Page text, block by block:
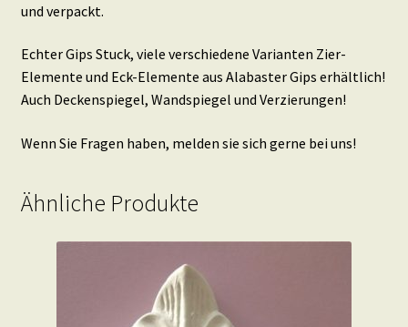
und verpackt.
Echter Gips Stuck, viele verschiedene Varianten Zier-
Elemente und Eck-Elemente aus Alabaster Gips erhältlich!
Auch Deckenspiegel, Wandspiegel und Verzierungen!
Wenn Sie Fragen haben, melden sie sich gerne bei uns!
Ähnliche Produkte